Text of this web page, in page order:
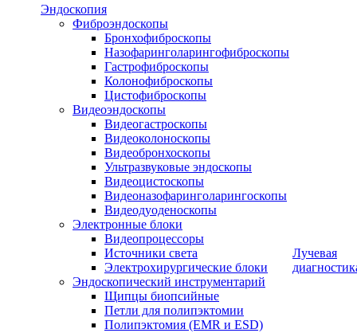
Эндоскопия
Фиброэндоскопы
Бронхофиброскопы
Назофаринголарингофиброскопы
Гастрофиброскопы
Колонофиброскопы
Цистофиброскопы
Видеоэндоскопы
Видеогастроскопы
Видеоколоноскопы
Видеобронхоскопы
Ультразвуковые эндоскопы
Видеоцистоскопы
Видеоназофаринголарингоскопы
Видеодуоденоскопы
Электронные блоки
Видеопроцессоры
Источники света
Электрохирургические блоки
Эндоскопический инструментарий
Щипцы биопсийные
Петли для полипэктомии
Полипэктомия (EMR и ESD)
Лучевая